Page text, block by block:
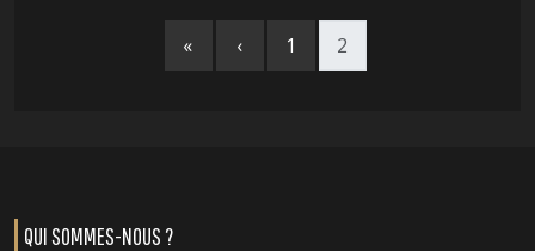
« ‹ 1 2
QUI SOMMES-NOUS ?